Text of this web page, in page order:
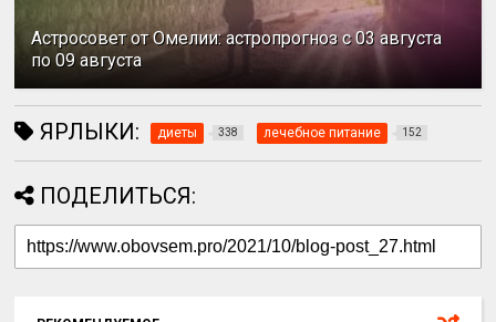
Астросовет от Омелии: астропрогноз с 03 августа
по 09 августа
ЯРЛЫКИ: диеты 338 лечебное питание 152
ПОДЕЛИТЬСЯ: